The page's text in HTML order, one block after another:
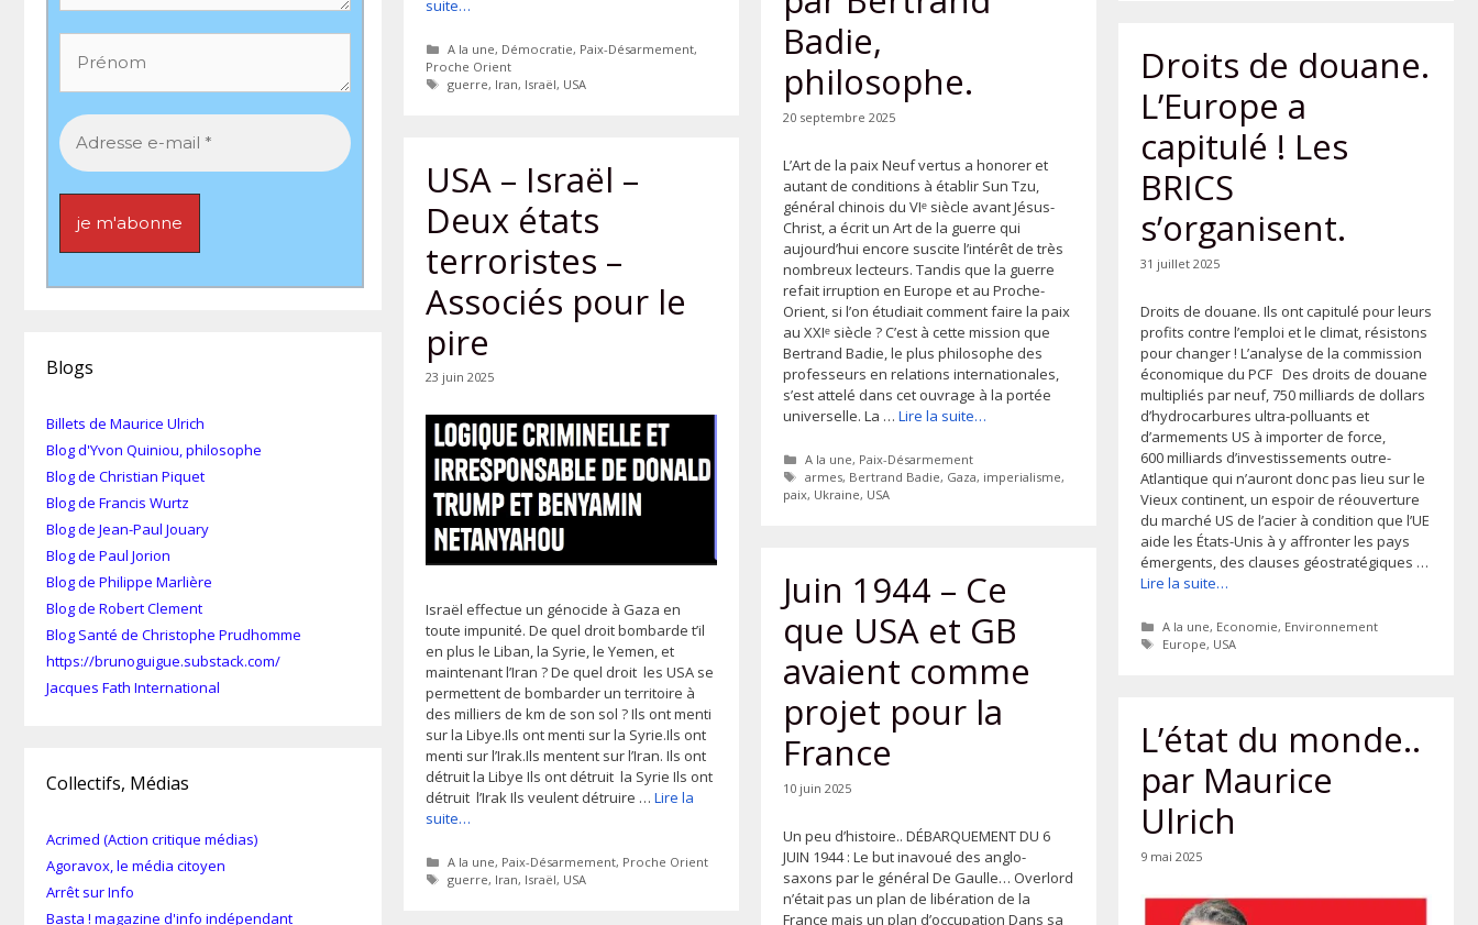
suite…
Catégories
A la une, Démocratie, Paix-Désarmement,
Proche Orient
Étiquettes
guerre, Iran, Israël, USA
Badie,
philosophe.
20 septembre 2025
L’Art de la paix Neuf vertus a honorer et
autant de conditions à établir Sun Tzu,
général chinois du VIᵉ siècle avant Jésus-
Christ, a écrit un Art de la guerre qui
aujourd’hui encore suscite l’intérêt de très
nombreux lecteurs. Tandis que la guerre
refait irruption en Europe et au Proche-
Orient, si l’on étudiait comment faire la paix
au XXIᵉ siècle ? C’est à cette mission que
Bertrand Badie, le plus philosophe des
professeurs en relations internationales,
s’est attelé dans cet ouvrage à la portée
universelle. La … Lire la suite…
Catégories
A la une, Paix-Désarmement
Étiquettes
armes, Bertrand Badie, Gaza, imperialisme,
paix, Ukraine, USA
Droits de douane.
L’Europe a
capitulé ! Les
BRICS
s’organisent.
31 juillet 2025
Droits de douane. Ils ont capitulé pour leurs
profits contre l’emploi et le climat, résistons
pour changer ! L’analyse de la commission
économique du PCF Des droits de douane
multipliés par neuf, 750 milliards de dollars
d’hydrocarbures ultra-polluants et
d’armements US à importer de force,
600 milliards d’investissements outre-
Atlantique qui n’auront donc pas lieu sur le
Vieux continent, un espoir de réouverture
du marché US de l’acier à condition que l’UE
aide les États-Unis à y affronter les pays
émergents, des clauses géostratégiques …
Lire la suite…
Catégories
A la une, Economie, Environnement
Étiquettes
Europe, USA
USA – Israël –
Deux états
terroristes –
Associés pour le
pire
23 juin 2025
Israël effectue un génocide à Gaza en
toute impunité. De quel droit bombarde t’il
en plus le Liban, la Syrie, le Yemen, et
maintenant l’Iran ? De quel droit les USA se
permettent de bombarder un territoire à
des milliers de km de son sol ? Ils ont menti
sur la Libye.Ils ont menti sur la Syrie.Ils ont
menti sur l’Irak.Ils mentent sur l’Iran. Ils ont
détruit la Libye Ils ont détruit la Syrie Ils ont
détruit l’Irak Ils veulent détruire … Lire la
suite…
Catégories
A la une, Paix-Désarmement, Proche Orient
Étiquettes
guerre, Iran, Israël, USA
Juin 1944 – Ce
que USA et GB
avaient comme
projet pour la
France
10 juin 2025
Un peu d’histoire.. DÉBARQUEMENT DU 6
JUIN 1944 : Le but inavoué des anglo-
saxons par le général De Gaulle… Overlord
n’était pas un plan de libération de la
France mais un plan d’occupation Dans sa
L’état du monde..
par Maurice
Ulrich
9 mai 2025
Blogs
Billets de Maurice Ulrich
Blog d'Yvon Quiniou, philosophe
Blog de Christian Piquet
Blog de Francis Wurtz
Blog de Jean-Paul Jouary
Blog de Paul Jorion
Blog de Philippe Marlière
Blog de Robert Clement
Blog Santé de Christophe Prudhomme
https://brunoguigue.substack.com/
Jacques Fath International
Collectifs, Médias
Acrimed (Action critique médias)
Agoravox, le média citoyen
Arrêt sur Info
Basta ! magazine d'info indépendant